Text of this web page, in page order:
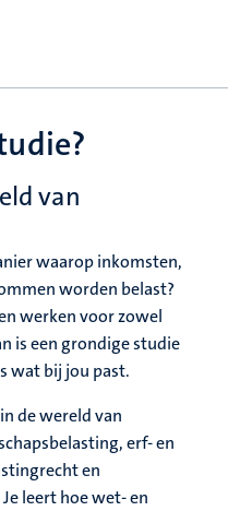
van
waarop inkomsten,
worden belast?
werken voor zowel
is een grondige studie
wat bij jou past.
de wereld van
erf- en
en
leert hoe wet- en